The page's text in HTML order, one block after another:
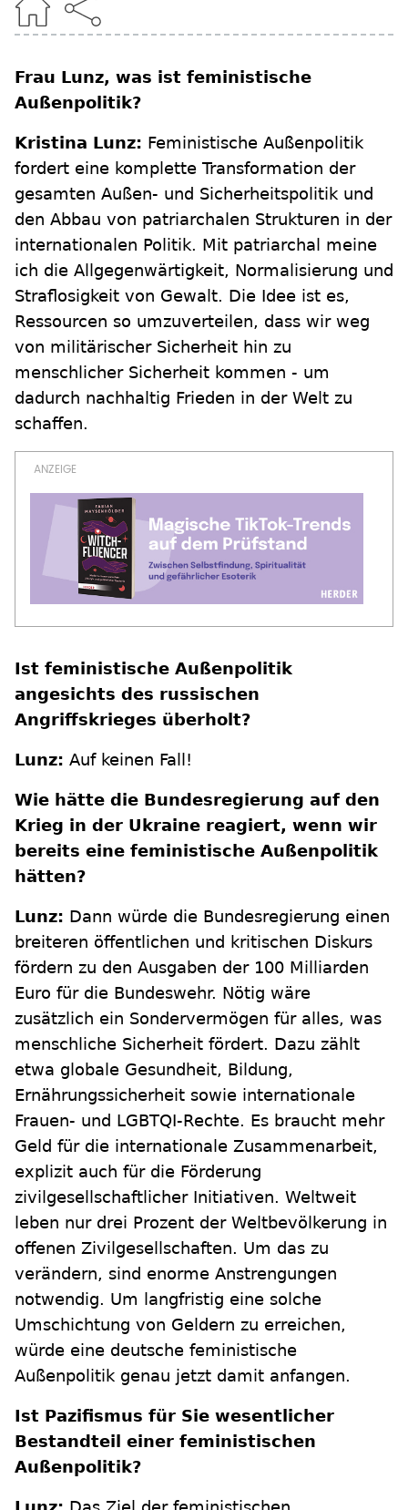
Frau Lunz, was ist feministische
Außenpolitik?
Kristina Lunz: Feministische Außenpolitik
fordert eine komplette Transformation der
gesamten Außen- und Sicherheitspolitik und
den Abbau von patriarchalen Strukturen in der
internationalen Politik. Mit patriarchal meine
ich die Allgegenwärtigkeit, Normalisierung und
Straflosigkeit von Gewalt. Die Idee ist es,
Ressourcen so umzuverteilen, dass wir weg
von militärischer Sicherheit hin zu
menschlicher Sicherheit kommen - um
dadurch nachhaltig Frieden in der Welt zu
schaffen.
Ist feministische Außenpolitik
angesichts des russischen
Angriffskrieges überholt?
Lunz: Auf keinen Fall!
Wie hätte die Bundesregierung auf den
Krieg in der Ukraine reagiert, wenn wir
bereits eine feministische Außenpolitik
hätten?
Lunz: Dann würde die Bundesregierung einen
breiteren öffentlichen und kritischen Diskurs
fördern zu den Ausgaben der 100 Milliarden
Euro für die Bundeswehr. Nötig wäre
zusätzlich ein Sondervermögen für alles, was
menschliche Sicherheit fördert. Dazu zählt
etwa globale Gesundheit, Bildung,
Ernährungssicherheit sowie internationale
Frauen- und LGBTQI-Rechte. Es braucht mehr
Geld für die internationale Zusammenarbeit,
explizit auch für die Förderung
zivilgesellschaftlicher Initiativen. Weltweit
leben nur drei Prozent der Weltbevölkerung in
offenen Zivilgesellschaften. Um das zu
verändern, sind enorme Anstrengungen
notwendig. Um langfristig eine solche
Umschichtung von Geldern zu erreichen,
würde eine deutsche feministische
Außenpolitik genau jetzt damit anfangen.
Ist Pazifismus für Sie wesentlicher
Bestandteil einer feministischen
Außenpolitik?